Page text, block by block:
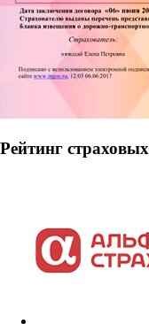
Рейтинг страховых